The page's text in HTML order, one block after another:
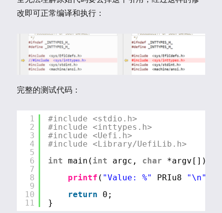
改即可正常编译和执行：
完整的测试代码：
1
2
3
4
5
6
7
8
9
10
11
#include <stdio.h>
#include <inttypes.h>
#include <Uefi.h>
#include <Library/UefiLib.h>
int
main( int argc, char
*argv[]) {
printf ( "Value: %" PRIu8 "\n"
return
0;
}